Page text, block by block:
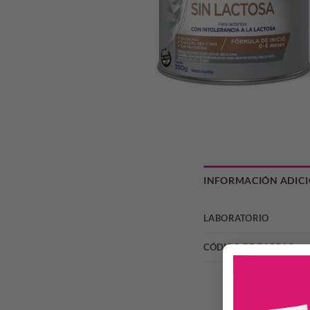
INFORMACIÓN
LABORATORIO
CÓDIGO DE BARRAS